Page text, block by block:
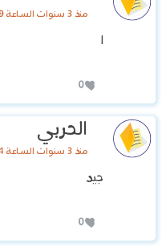
منذ 3 سنوات الساعة 20:29
ا
0
الحربي
منذ 3 سنوات الساعة 21:24
جيد
0